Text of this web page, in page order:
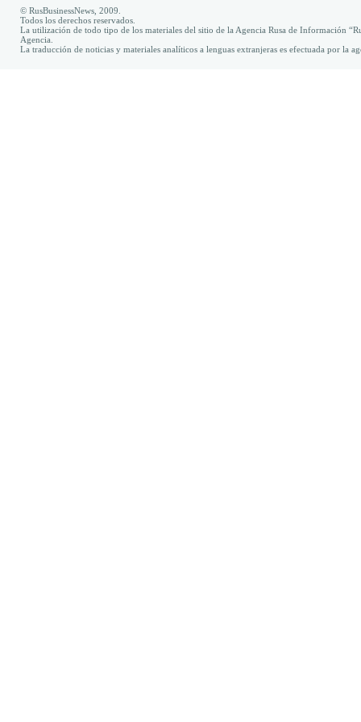
© RusBusinessNews, 2009.
Todos los derechos reservados.
La utilización de todo tipo de los materiales del sitio de la Agencia Rusa de Información
Agencia.
La traducción de noticias y materiales analíticos a lenguas extranjeras es efectuada por la